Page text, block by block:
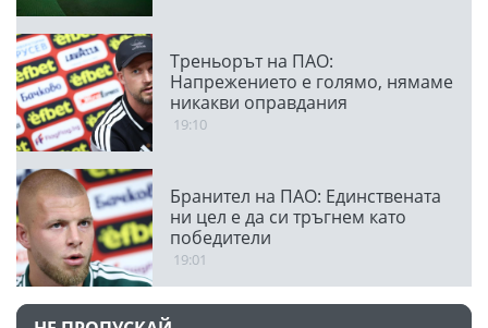
Треньорът на ПАО:
Напрежението е голямо, нямаме
никакви оправдания
19:10
Бранител на ПАО: Единствената
ни цел е да си тръгнем като
победители
19:01